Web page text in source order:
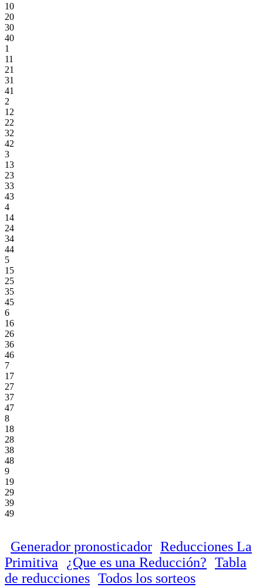
10
20
30
40
1
11
21
31
41
2
12
22
32
42
3
13
23
33
43
4
14
24
34
44
5
15
25
35
45
6
16
26
36
46
7
17
27
37
47
8
18
28
38
48
9
19
29
39
49
Generador pronosticador Reducciones La
Primitiva
¿Que es una Reducción? Tabla
de reducciones Todos los sorteos